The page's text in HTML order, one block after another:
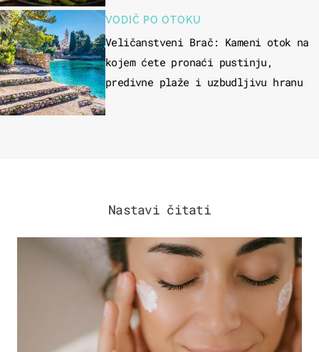
VODIČ PO OTOKU
Veličanstveni Brač: Kameni otok na
kojem ćete pronaći pustinju,
predivne plaže i uzbudljivu hranu
Nastavi čitati
MODA & LJEPOTA